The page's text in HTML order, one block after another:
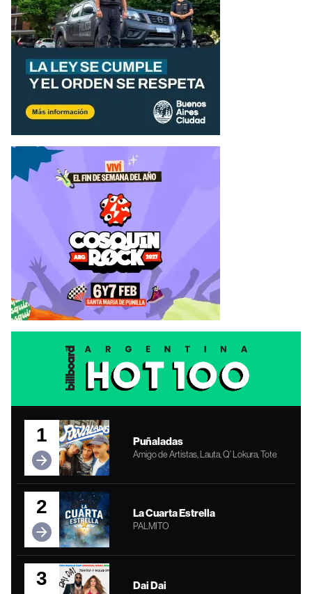
1 Puñaladas
Amigo de Artistas, Lauta, Q' Lokura, Tote
2 La Cuarta Estrella
PALMITO
3 Dai Dai